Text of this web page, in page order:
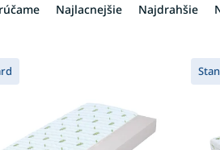
Najlacnejšie Najdrahšie